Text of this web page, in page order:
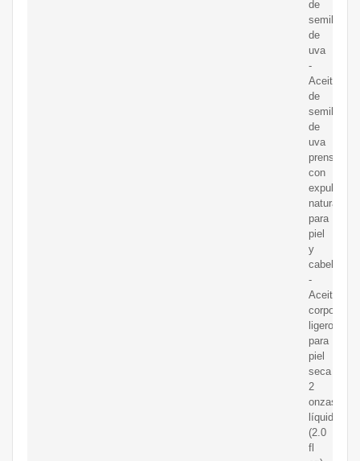
de
semilla
de
uva
-
Aceite
de
semilla
de
uva
prensado
con
expulsor
natural
para
piel
y
cabello
-
Aceite
corporal
ligero
para
piel
seca
2
onzas
líquidas
(2.0
fl